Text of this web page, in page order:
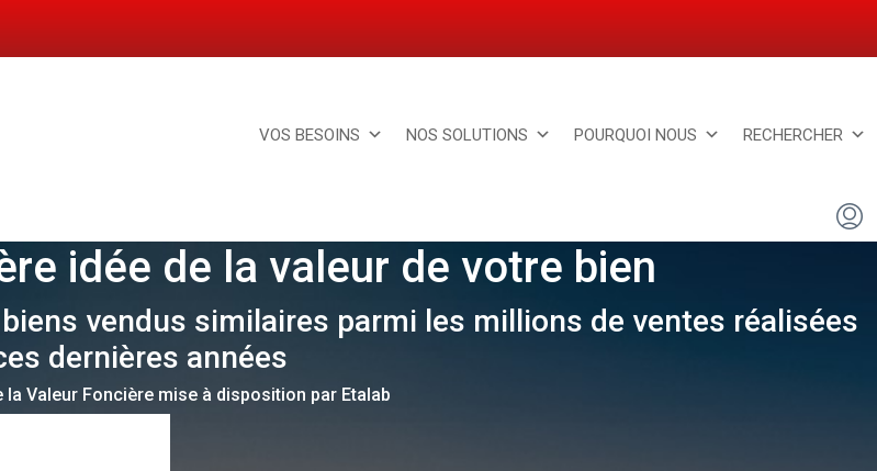
VOS BESOINS NOS SOLUTIONS POURQUOI NOUS RECHERCHER
idée de la valeur de votre bien
vendus similaires parmi les millions de ventes réalisées
dernières années
la Valeur Foncière mise à disposition par Etalab